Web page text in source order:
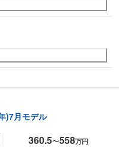
)7月モデル
360.5〜558万円